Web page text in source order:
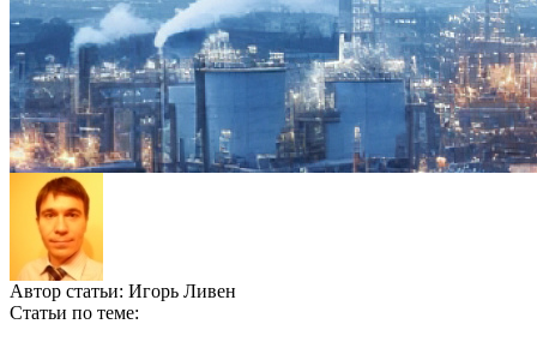
Автор статьи: Игорь Ливен
Статьи по теме: